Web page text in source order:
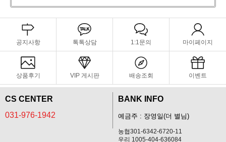
공지사항 톡톡상담 1:1문의 마이페이지
상품후기 VIP 게시판 배송조회 이벤트
CS CENTER
031-976-1942
BANK INFO
예금주 : 장영일(더 별님)
농협301-6342-6720-11
우리 1005-404-636084